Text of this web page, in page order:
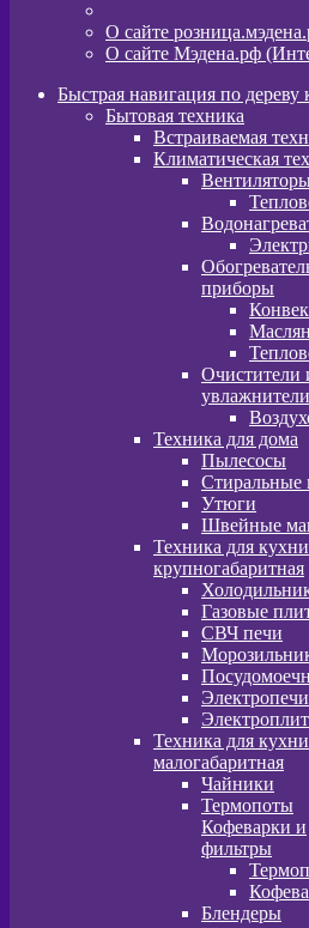
О сайте
О сайте Мэдена.рф
Быстрая навигация по дереву
Бытовая техника
Встраиваемая
Климатическая
приборы
Очистители
Техника для дома
Пылeсосы
Утюги
Швейные
Техника для кухни
крупногабаритная
Газовые
СВЧ печи
Электропечи
Техника для кухни
малогабаритная
Чайники
Термопоты
Кофеварки и
фильтры
Блендеры